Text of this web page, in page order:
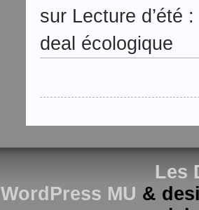
sur Lecture d’été
deal écologique
Les
WordPress MU &